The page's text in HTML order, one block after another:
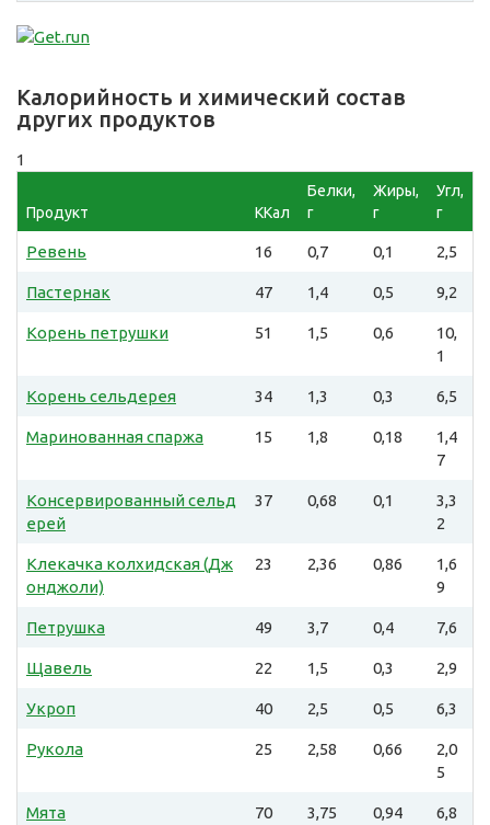
Калорийность и химический состав
других продуктов
1
Продукт ККал
Белки,
г
Жиры,
г
Угл,
г
Ревень 16 0,7 0,1 2,5
Пастернак 47 1,4 0,5 9,2
Корень петрушки 51 1,5 0,6
10,
1
Корень сельдерея 34 1,3 0,3 6,5
Маринованная спаржа 15 1,8 0,18
1,4
7
Консервированный сельд
ерей
37 0,68 0,1
3,3
2
Клекачка колхидская (Дж
онджоли)
23 2,36 0,86
1,6
9
Петрушка 49 3,7 0,4 7,6
Щавель 22 1,5 0,3 2,9
Укроп 40 2,5 0,5 6,3
Рукола 25 2,58 0,66
2,0
5
Мята 70 3,75 0,94
6,8